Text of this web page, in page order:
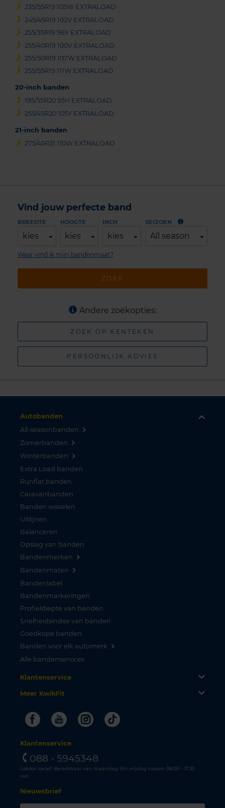
235/55R19 105W EXTRALOAD
245/45R19 102V EXTRALOAD
255/35R19 96Y EXTRALOAD
255/40R19 100V EXTRALOAD
255/50R19 107W EXTRALOAD
255/55R19 111W EXTRALOAD
20-inch banden
195/55R20 95H EXTRALOAD
255/45R20 105Y EXTRALOAD
21-inch banden
275/45R21 110W EXTRALOAD
Vind jouw perfecte band
BREEDTE
kies
HOOGTE
kies
INCH
kies
SEIZOEN
All season
ZOEK
Waar vind ik mijn bandenmaat?
Andere zoekopties:
ZOEK OP KENTEKEN
PERSOONLIJK ADVIES
Autobanden
All-seasonbanden
Zomerbanden
Winterbanden
Extra Load banden
Runflat banden
Caravanbanden
Banden wisselen
Uitlijnen
Balanceren
Opslag van banden
Bandenmerken
Bandenmaten
Bandenlabel
Bandenmarkeringen
Profieldiepte van banden
Snelheidsindex van banden
Goedkope banden
Banden voor elk automerk
Alle bandenservices
Klantenservice
Meer KwikFit
FacebookYoutubeInstagram
Tiktok
Klantenservice
088 - 5945348
Lokaal tarief. Bereikbaar van maandag t/m vrijdag tussen 08.00 - 17.30
uur.
Nieuwsbrief